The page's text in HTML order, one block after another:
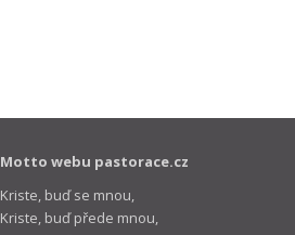
Motto webu pastorace.cz
Kriste, buď se mnou,
Kriste, buď přede mnou,